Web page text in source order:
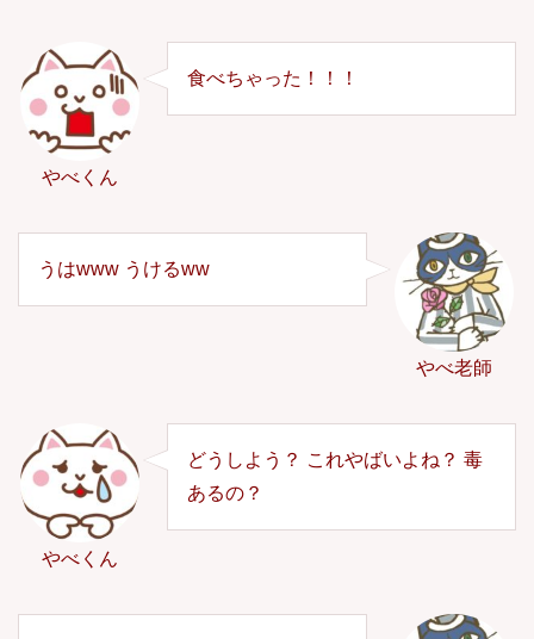
やべくん
食べちゃった！！！
やべ老師
うはwww うけるww
やべくん
どうしよう？ これやばいよね？ 毒
あるの？